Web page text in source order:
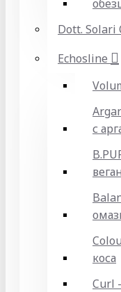
Dott. Solari
Echosline
с
коса
Curl